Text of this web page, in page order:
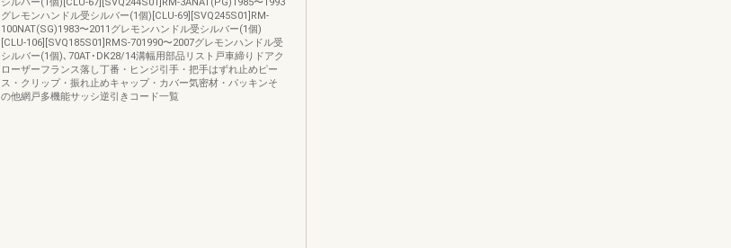
グレモンハンドル受シルバー(1個)[CLU-69][SVQ245S01]RM-
100NAT(SG)1983〜2011グレモンハンドル受シルバー(1個)
[CLU-106][SVQ185S01]RMS-701990〜2007グレモンハンドル受
シルバー(1個)､70AT･DK28/14溝幅用部品リスト戸車締りドアク
ローザーフランス落し丁番・ヒンジ引手・把手はずれ止めピー
ス・クリップ・振れ止めキャップ・カバー気密材・パッキンそ
の他網戸多機能サッシ逆引きコード一覧